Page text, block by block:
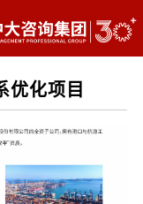
优化项目